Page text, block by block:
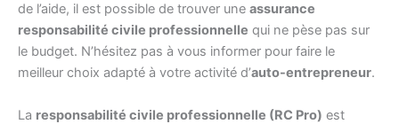
de l’aide, il est possible de trouver une assurance
responsabilité civile professionnelle qui ne pèse pas sur
le budget. N’hésitez pas à vous informer pour faire le
meilleur choix adapté à votre activité d’auto-entrepreneur.
La responsabilité civile professionnelle (RC Pro) est